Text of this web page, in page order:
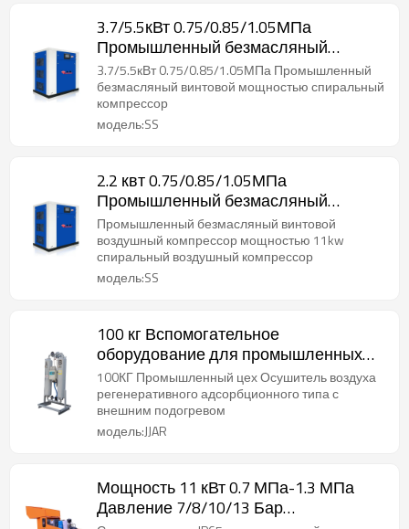
3.7/5.5кВт 0.75/0.85/1.05МПа
Промышленный безмасляный
винтовой мощностью спиральный
компрессор
3.7/5.5кВт 0.75/0.85/1.05МПа Промышленный
безмасляный винтовой мощностью спиральный
компрессор
модель:SS
2.2 квт 0.75/0.85/1.05МПа
Промышленный безмасляный
винтовой мощностью спиральный
компрессор
Промышленный безмасляный винтовой
воздушный компрессор мощностью 11kw
спиральный воздушный компрессор
модель:SS
100 кг Вспомогательное
оборудование для промышленных
воздушных компрессоров
100КГ Промышленный цех Осушитель воздуха
регенеративного адсорбционного типа с
внешним подогревом
модель:JJAR
Мощность 11 кВт 0.7 МПа-1.3 МПа
Давление 7/8/10/13 Бар